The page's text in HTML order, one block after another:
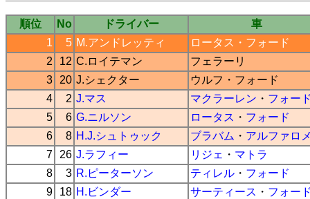
順位 No ドライバー
車
1
5 M.アンドレッティ ロータス ・ フォード
2
12 C.ロイテマン
フェラーリ
3
20 J.シェクター ウルフ ・ フォード
4
2 J.マス マクラーレン ・ フォー
5
6 G.ニルソン ロータス ・ フォード
6
8 H.J.シュトゥック ブラバム ・ アルファロ
7
26 J.ラフィー リジェ ・ マトラ
8
3 R.ピーターソン ティレル ・ フォード
9
18 H.ビンダー サーティース ・ フォー